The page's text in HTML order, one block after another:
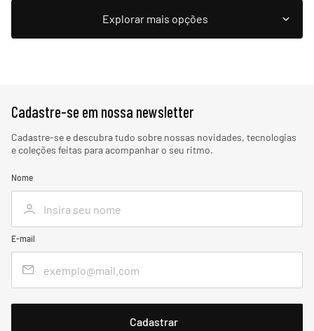
Cadastre-se em nossa newsletter
Cadastre-se e descubra tudo sobre nossas novidades, tecnologias
e coleções feitas para acompanhar o seu ritmo.
Nome
E-mail